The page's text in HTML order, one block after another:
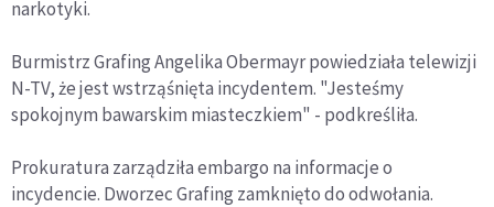
narkotyki.
Burmistrz Grafing Angelika Obermayr powiedziała telewizji
N-TV, że jest wstrząśnięta incydentem. "Jesteśmy
spokojnym bawarskim miasteczkiem" - podkreśliła.
Prokuratura zarządziła embargo na informacje o
incydencie. Dworzec Grafing zamknięto do odwołania.